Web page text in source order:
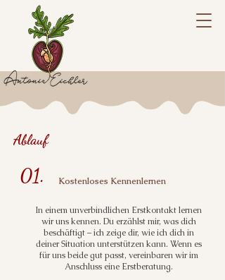
Ablauf
In einem unverbindlichen Erstkontakt lernen
wir uns kennen. Du erzählst mir, was dich
beschäftigt – ich zeige dir, wie ich dich in
deiner Situation unterstützen kann. Wenn es
für uns beide gut passt, vereinbaren wir im
Anschluss eine Erstberatung.
Kostenloses Kennenlernen
01.